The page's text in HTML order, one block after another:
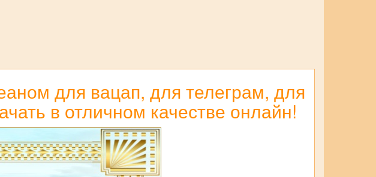
для вацап, для телеграм, для
в отличном качестве онлайн!